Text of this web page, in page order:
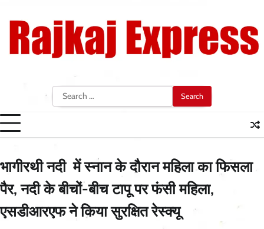
content
Search
for:
भागीरथी नदी में स्नान के दौरान महिला का फिसला
पैर, नदी के बीचों-बीच टापू पर फंसी महिला,
एसडीआरएफ ने किया सुरक्षित रेस्क्यू